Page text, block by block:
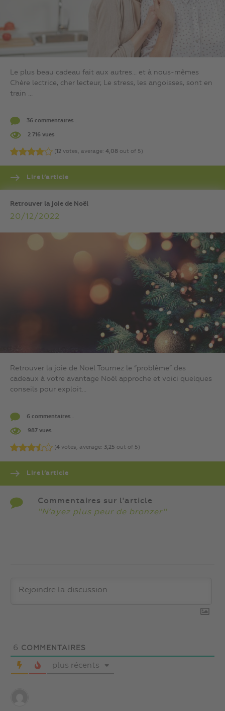
Le plus beau cadeau fait aux autres… et à nous-mêmes
Chère lectrice, cher lecteur, Le stress, les angoisses, sont en
train ...
36 commentaires .
2 716 vues
(12 votes, average: 4,08 out of 5)
Lire l’article
Retrouver la joie de Noël
20/12/2022
Retrouver la joie de Noël Tournez le “problème” des
cadeaux à votre avantage Noël approche et voici quelques
conseils pour exploit...
6 commentaires .
987 vues
(4 votes, average: 3,25 out of 5)
Lire l’article
Commentaires sur l'article
''N’ayez plus peur de bronzer''
6 COMMENTAIRES
plus récents